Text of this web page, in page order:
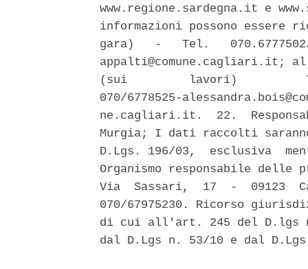
www.regione.sardegna.it e
informazioni possono
gara)   -   Tel.
appalti@comune.cagliari.it;
(sui         lavori)
070/6778525-
ne.cagliari.it.  22.
Murgia; I dati raccolti
D.Lgs. 196/03,  esclusiva
Organismo responsabile delle
Via  Sassari,  17  -  09123
070/67975230. Ricorso
di cui all'art. 245 del D.lgs
dal D.Lgs n. 53/10 e dal